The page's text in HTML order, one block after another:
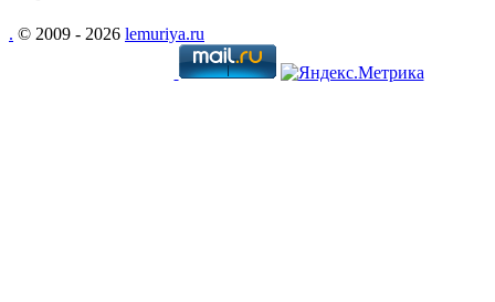
. © 2009 - 2026 lemuriya.ru